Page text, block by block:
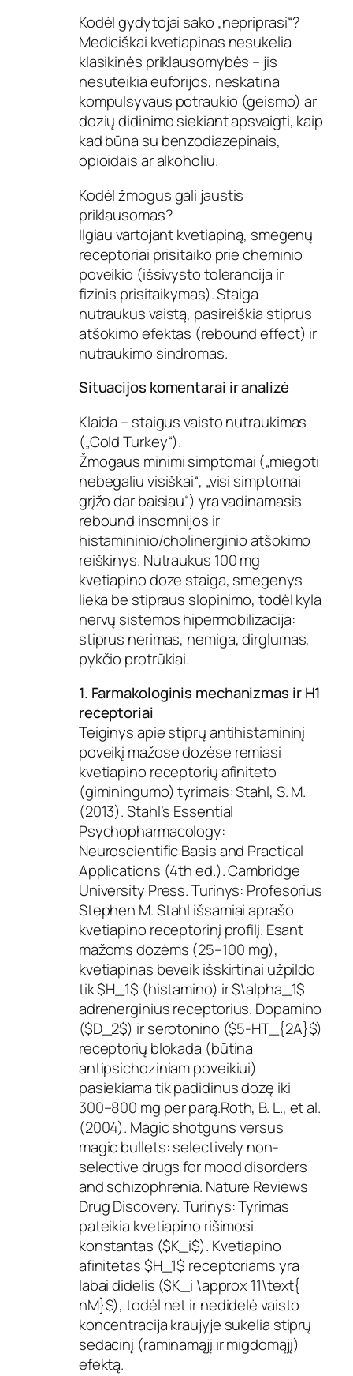
Kodėl gydytojai sako „nepriprasi“?
Mediciškai kvetiapinas nesukelia
klasikinės priklausomybės – jis
nesuteikia euforijos, neskatina
kompulsyvaus potraukio (geismo) ar
dozių didinimo siekiant apsvaigti, kaip
kad būna su benzodiazepinais,
opioidais ar alkoholiu.
Kodėl žmogus gali jaustis
priklausomas?
Ilgiau vartojant kvetiapiną, smegenų
receptoriai prisitaiko prie cheminio
poveikio (išsivysto tolerancija ir
fizinis prisitaikymas). Staiga
nutraukus vaistą, pasireiškia stiprus
atšokimo efektas (rebound effect) ir
nutraukimo sindromas.
Situacijos komentarai ir analizė
Klaida – staigus vaisto nutraukimas
(„Cold Turkey“).
Žmogaus minimi simptomai („miegoti
nebegaliu visiškai“, „visi simptomai
grįžo dar baisiau“) yra vadinamasis
rebound insomnijos ir
histamininio/cholinerginio atšokimo
reiškinys. Nutraukus 100 mg
kvetiapino doze staiga, smegenys
lieka be stipraus slopinimo, todėl kyla
nervų sistemos hipermobilizacija:
stiprus nerimas, nemiga, dirglumas,
pykčio protrūkiai.
1. Farmakologinis mechanizmas ir H1
receptoriai
Teiginys apie stiprų antihistamininį
poveikį mažose dozėse remiasi
kvetiapino receptorių afiniteto
(giminingumo) tyrimais: Stahl, S. M.
(2013). Stahl’s Essential
Psychopharmacology:
Neuroscientific Basis and Practical
Applications (4th ed.). Cambridge
University Press. Turinys: Profesorius
Stephen M. Stahl išsamiai aprašo
kvetiapino receptorinį profilį. Esant
mažoms dozėms (25–100 mg),
kvetiapinas beveik išskirtinai užpildo
tik $H_1$ (histamino) ir $\alpha_1$
adrenerginius receptorius. Dopamino
($D_2$) ir serotonino ($5-HT_{2A}$)
receptorių blokada (būtina
antipsichoziniam poveikiui)
pasiekiama tik padidinus dozę iki
300–800 mg per parą.Roth, B. L., et al.
(2004). Magic shotguns versus
magic bullets: selectively non-
selective drugs for mood disorders
and schizophrenia. Nature Reviews
Drug Discovery. Turinys: Tyrimas
pateikia kvetiapino rišimosi
konstantas ($K_i$). Kvetiapino
afinitetas $H_1$ receptoriams yra
labai didelis ($K_i \approx 11\text{
nM}$), todėl net ir nedidelė vaisto
koncentracija kraujyje sukelia stiprų
sedacinį (raminamąjį ir migdomąjį)
efektą.